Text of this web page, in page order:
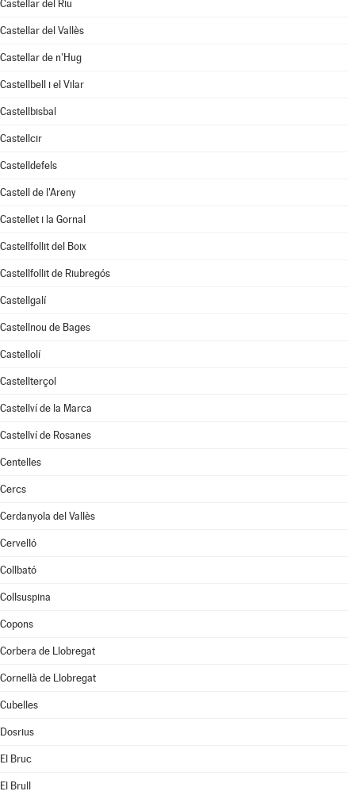
Castellar del Riu
Castellar del Vallès
Castellar de n'Hug
Castellbell i el Vilar
Castellbisbal
Castellcir
Castelldefels
Castell de l'Areny
Castellet i la Gornal
Castellfollit del Boix
Castellfollit de Riubregós
Castellgalí
Castellnou de Bages
Castellolí
Castellterçol
Castellví de la Marca
Castellví de Rosanes
Centelles
Cercs
Cerdanyola del Vallès
Cervelló
Collbató
Collsuspina
Copons
Corbera de Llobregat
Cornellà de Llobregat
Cubelles
Dosrius
El Bruc
El Brull